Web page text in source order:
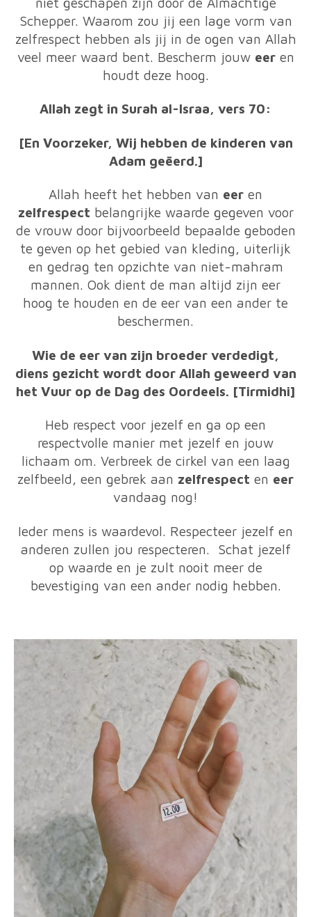
Schepper. Waarom zou jij een lage vorm van
zelfrespect hebben als jij in de ogen van Allah
veel meer waard bent. Bescherm jouw eeren
houdt deze hoog.
Allah zegt in Surah al-Israa, vers 70:
[En Voorzeker, Wij hebben de kinderen van
Adam geëerd.]
Allah heeft het hebben van eer en
zelfrespect belangrijke waarde gegeven voor
de vrouw door bijvoorbeeld bepaalde geboden
te geven op het gebied van kleding, uiterlijk
en gedrag ten opzichte van niet-mahram
mannen. Ook dient de man altijd zijn eer
hoog te houden en de eer van een ander te
beschermen.
Wie de eer van zijn broeder verdedigt,
diens gezicht wordt door Allah geweerd van
het Vuur op de Dag des Oordeels. [Tirmidhi]
Heb respect voor jezelf en ga op een
respectvolle manier met jezelf en jouw
lichaam om. Verbreek de cirkel van een laag
zelfbeeld, een gebrek aan zelfrespect en eer
vandaag nog!
Ieder mens is waardevol. Respecteer jezelf en
anderen zullen jou respecteren. Schat jezelf
op waarde en je zult nooit meer de
bevestiging van een ander nodig hebben.